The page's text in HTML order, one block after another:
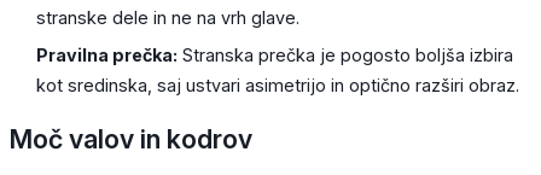
stranske dele in ne na vrh glave.
Pravilna prečka: Stranska prečka je pogosto boljša izbira
kot sredinska, saj ustvari asimetrijo in optično razširi obraz.
Moč valov in kodrov